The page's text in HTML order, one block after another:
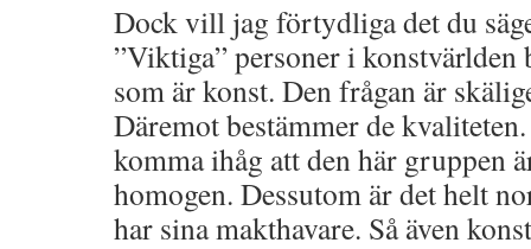
Dock vill jag förtydliga det du
”Viktiga” personer i konstvärlden
som är konst. Den frågan är
Däremot bestämmer de
komma ihåg att den här gruppen
homogen. Dessutom är det helt
har sina makthavare. Så även